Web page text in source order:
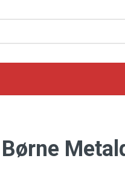
Børne